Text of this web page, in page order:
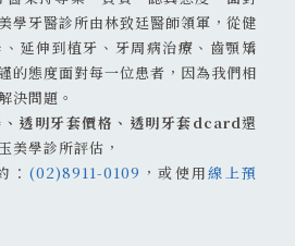
學牙醫診所由林致廷醫師領軍，從健
延伸到植牙、牙周病治療、齒顎矯
的態度面對每一位患者，因為我們相
決問題。
、透明牙套價格、透明牙套dcard還
美學診所評估，
： (02)8911-0109 ，或使用線上預